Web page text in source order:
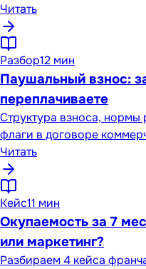
Читать
Разбор12 мин
Паушальный взнос:
переплачиваете
Структура взноса,
флаги в договоре
Читать
Кейс11 мин
Окупаемость за 7
или маркетинг?
Разбираем 4 кейса